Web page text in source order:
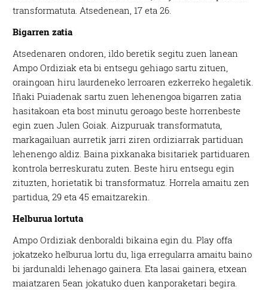
transformatuta. Atsedenean, 17 eta 26.
Bigarren zatia
Atsedenaren ondoren, ildo beretik segitu zuen lanean
Ampo Ordiziak eta bi entsegu gehiago sartu zituen,
oraingoan hiru laurdeneko lerroaren ezkerreko hegaletik.
Iñaki Puiadenak sartu zuen lehenengoa bigarren zatia
hasitakoan eta bost minutu geroago beste horrenbeste
egin zuen Julen Goiak. Aizpuruak transformatuta,
markagailuan aurretik jarri ziren ordiziarrak partiduan
lehenengo aldiz. Baina pixkanaka bisitariek partiduaren
kontrola berreskuratu zuten. Beste hiru entsegu egin
zituzten, horietatik bi transformatuz. Horrela amaitu zen
partidua, 29 eta 45 emaitzarekin.
Helburua lortuta
Ampo Ordiziak denboraldi bikaina egin du. Play offa
jokatzeko helburua lortu du, liga erregularra amaitu baino
bi jardunaldi lehenago gainera. Eta lasai gainera, etxean
maiatzaren 5ean jokatuko duen kanporaketari begira.